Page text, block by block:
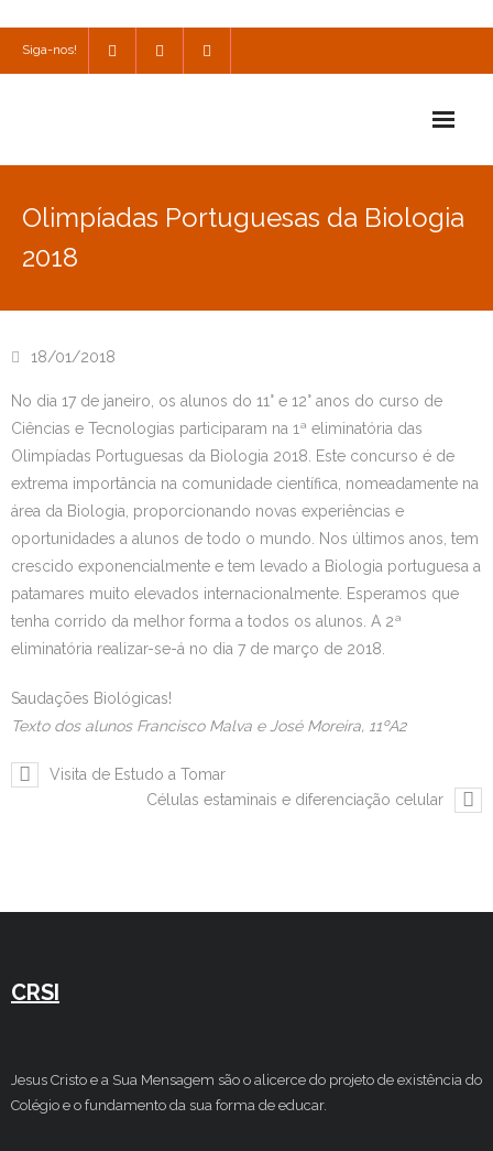
Siga-nos!
Escola
SPO
Utilidades
Estudar no CRSI
Contactos
Olimpíadas Portuguesas da Biologia
2018
18/01/2018
No dia 17 de janeiro, os alunos do 11° e 12° anos do curso de
Ciências e Tecnologias participaram na 1ª eliminatória das
Olimpíadas Portuguesas da Biologia 2018. Este concurso é de
extrema importância na comunidade científica, nomeadamente na
área da Biologia, proporcionando novas experiências e
oportunidades a alunos de todo o mundo. Nos últimos anos, tem
crescido exponencialmente e tem levado a Biologia portuguesa a
patamares muito elevados internacionalmente. Esperamos que
tenha corrido da melhor forma a todos os alunos. A 2ª
eliminatória realizar-se-á no dia 7 de março de 2018.
Saudações Biológicas!
Texto dos alunos Francisco Malva e José Moreira, 11ºA2
Visita de Estudo a Tomar
Células estaminais e diferenciação celular
CRSI
Jesus Cristo e a Sua Mensagem são o alicerce do projeto de existência do
Colégio e o fundamento da sua forma de educar.